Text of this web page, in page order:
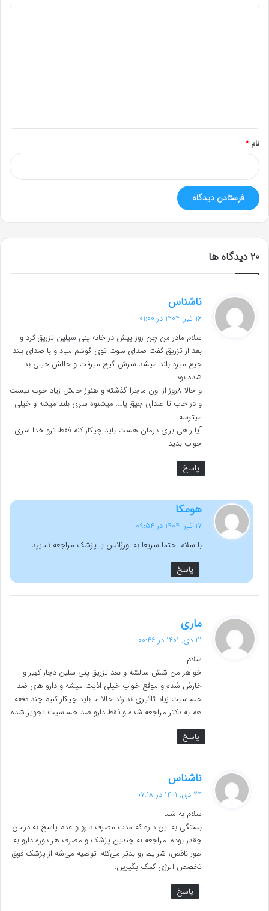
نام*
‫20 دیدگاه ها
ناشناس
ف
:
16 تیر, 1404 در 01:00
سلام مادر من چن روز پیش در خانه پنی سیلین تزریق کرد و
بعد از تزریق گفت صدای سوت توی گوشم میاد و با صدای بلند
جیغ میزد بلند میشد سرش گیج میرفت و حالش خیلی بد
شده بود
و حالا 8روز از اون ماجرا گذشته و هنوز حالش زیاد خوب نیست
و در خاب تا صدای جیق یا…. میشنوه سری بلند میشه و خیلی
میترسه
آیا راهی برای درمان هست باید چیکار کنم فقط ترو خدا سری
جواب بدید
پاسخ
هومکا
:
17 تیر, 1404 در 09:54
با سلام. حتما سریعا به اورژانس یا پزشک مراجعه نمایید.
پاسخ
ماری
ف
21 دی, 1401 در 00:46
سلام
خواهر من شش سالشه و بعد تزریق پنی سلین دچار کهیر و
خارش شده و موقع خواب خیلی اذیت میشه و دارو های ضد
حساسیت زیاد تاثیری ندارند حالا ما باید چیکار کنیم چند دفعه
هم به دکتر مراجعه شده و فقط دارو ضد حساسیت تجویز شده
پاسخ
ناشناس
ف
:
24 دی, 1401 در 07:18
سلام به شما
بستگی به این داره که مدت مصرف دارو و عدم پاسخ به درمان
چقدر بوده. مراجعه به چندین پزشک و مصرف هر دوره دارو به
طور ناقص، شرایط رو بدتر می‌کنه. توصیه می‌شه از پزشک فوق
تخصص آلرژی کمک بگیرین.
پاسخ